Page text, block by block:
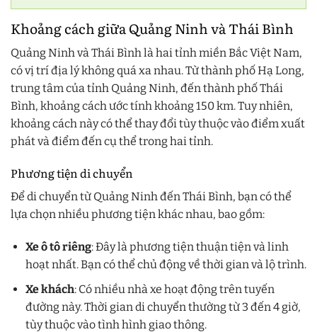
Khoảng cách giữa Quảng Ninh và Thái Bình
Quảng Ninh và Thái Bình là hai tỉnh miền Bắc Việt Nam,
có vị trí địa lý không quá xa nhau. Từ thành phố Hạ Long,
trung tâm của tỉnh Quảng Ninh, đến thành phố Thái
Bình, khoảng cách ước tính khoảng 150 km. Tuy nhiên,
khoảng cách này có thể thay đổi tùy thuộc vào điểm xuất
phát và điểm đến cụ thể trong hai tỉnh.
Phương tiện di chuyển
Để di chuyển từ Quảng Ninh đến Thái Bình, bạn có thể
lựa chọn nhiều phương tiện khác nhau, bao gồm:
Xe ô tô riêng: Đây là phương tiện thuận tiện và linh
hoạt nhất. Bạn có thể chủ động về thời gian và lộ trình.
Xe khách: Có nhiều nhà xe hoạt động trên tuyến
đường này. Thời gian di chuyển thường từ 3 đến 4 giờ,
tùy thuộc vào tình hình giao thông.